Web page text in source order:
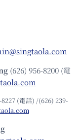
(626) 956-8200 (電
(電話) /(626) 239-